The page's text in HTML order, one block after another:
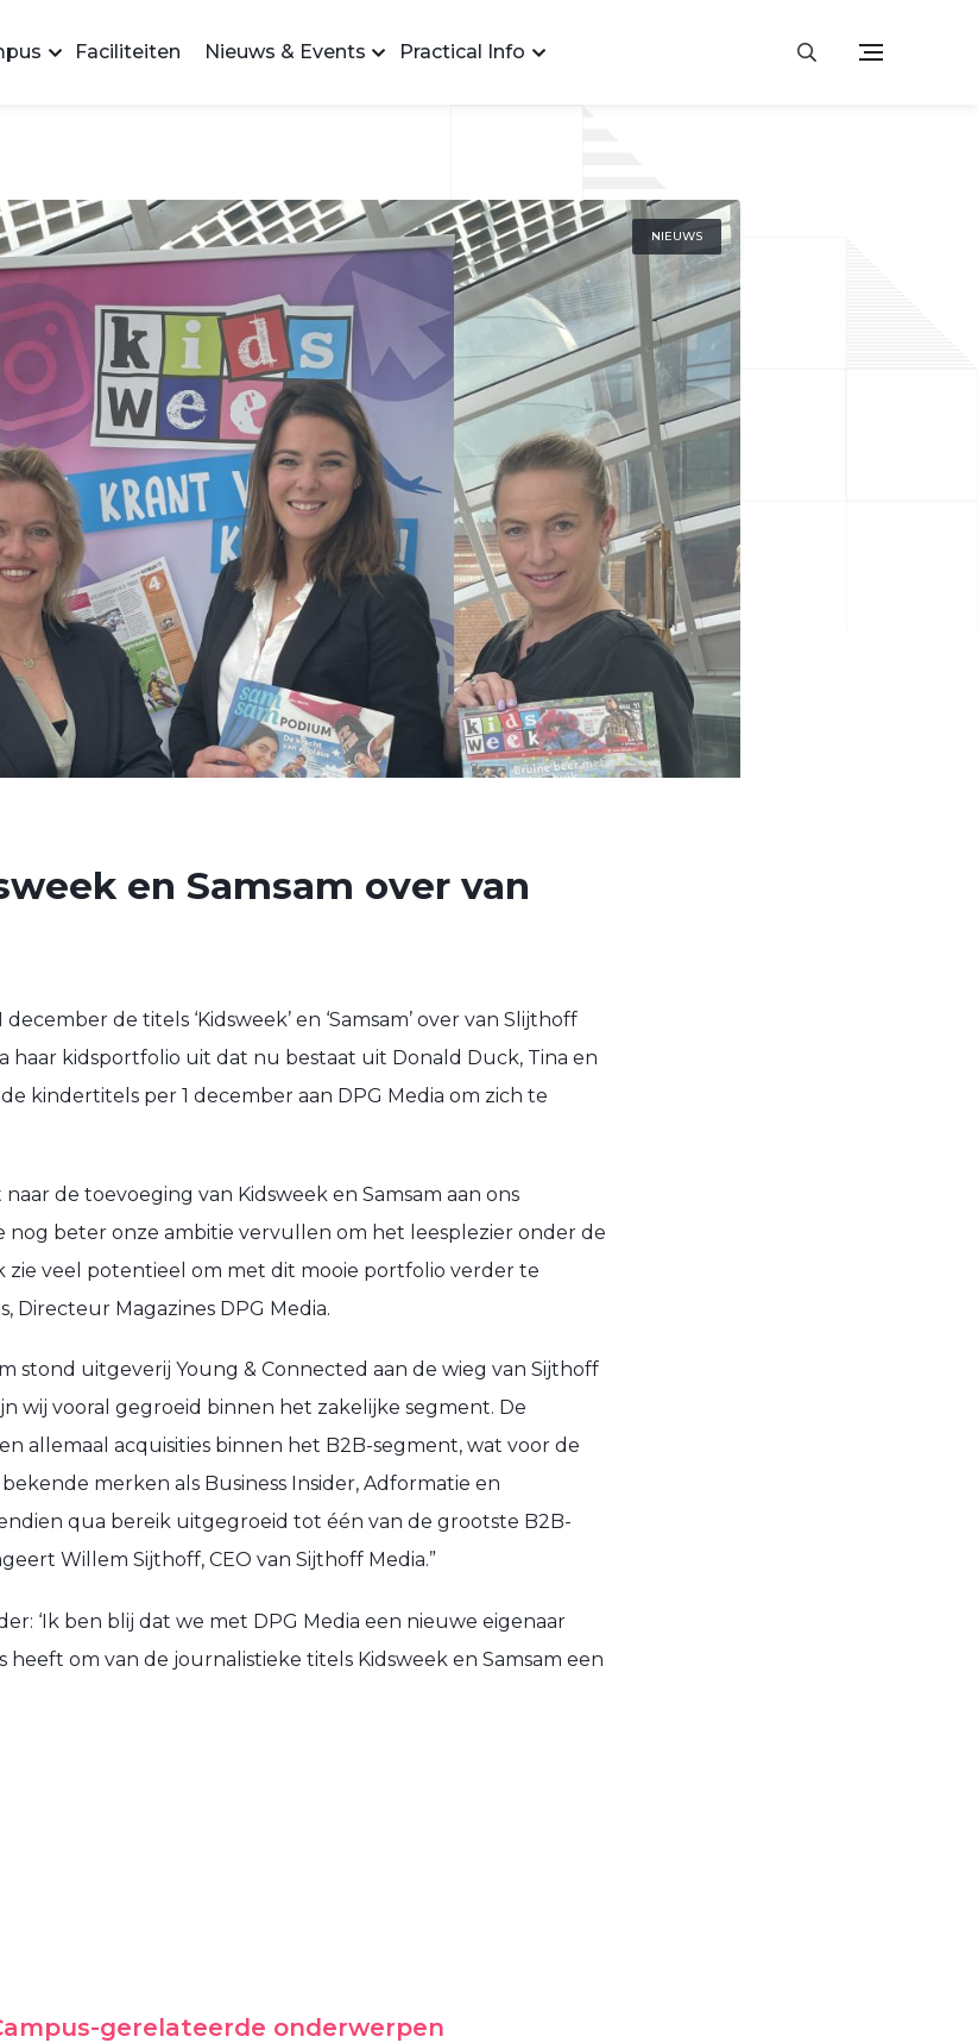
Faciliteiten Nieuws & Events Practical Info
NIEUWS
en Samsam over van
de titels ‘Kidsweek’ en ‘Samsam’ over van Slijthoff
haar kidsportfolio uit dat nu bestaat uit Donald Duck, Tina en
kindertitels per 1 december aan DPG Media om zich te
de toevoeging van Kidsweek en Samsam aan ons
nog beter onze ambitie vervullen om het leesplezier onder de
zie veel potentieel om met dit mooie portfolio verder te
Directeur Magazines DPG Media.
stond uitgeverij Young & Connected aan de wieg van Sijthoff
wij vooral gegroeid binnen het zakelijke segment. De
allemaal acquisities binnen het B2B-segment, wat voor de
merken als Business Insider, Adformatie en
qua bereik uitgegroeid tot één van de grootste B2B-
Willem Sijthoff, CEO van Sijthoff Media.”
‘Ik ben blij dat we met DPG Media een nieuwe eigenaar
heeft om van de journalistieke titels Kidsweek en Samsam een
gerelateerde onderwerpen